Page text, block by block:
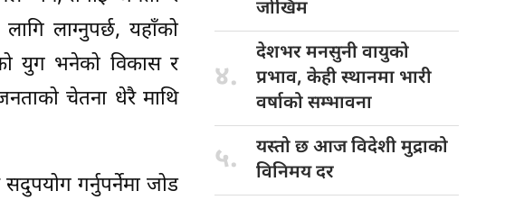
लाग्नुपर्छ, यहाँको
युग भनेको विकास र
चेतना धेरै माथि
गर्नुपर्नेमा जोड
जोखिम
४.
देशभर मनसुनीवायुको
प्रभाव, केही स्थानमा भारी
वर्षाको सम्भावना
५. यस्तो छआज विदेशी मुद्राको
विनिमय दर